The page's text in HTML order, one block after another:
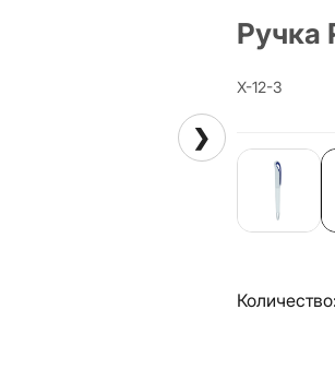
❯
Ручка
X-12-3
Количество: